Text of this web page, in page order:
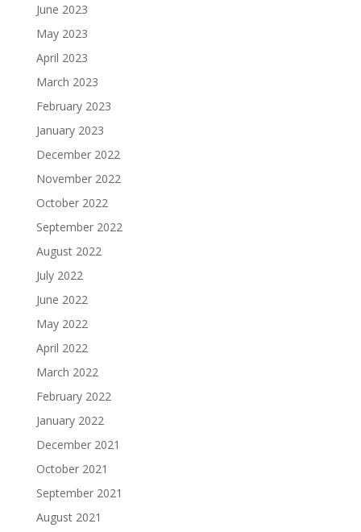
June 2023
May 2023
April 2023
March 2023
February 2023
January 2023
December 2022
November 2022
October 2022
September 2022
August 2022
July 2022
June 2022
May 2022
April 2022
March 2022
February 2022
January 2022
December 2021
October 2021
September 2021
August 2021